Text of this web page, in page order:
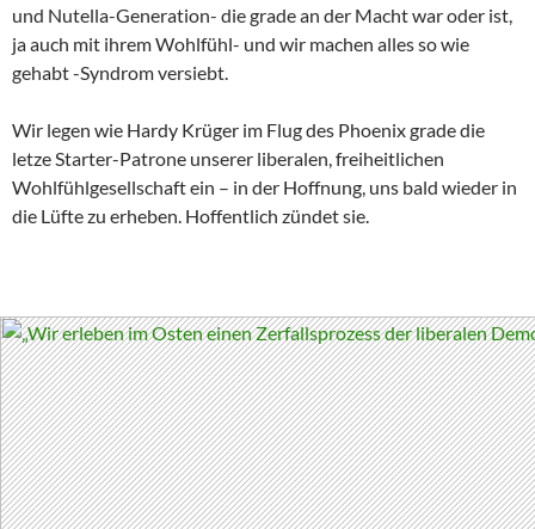
und Nutella-Generation- die grade an der Macht war oder ist,
ja auch mit ihrem Wohlfühl- und wir machen alles so wie
gehabt -Syndrom versiebt.
Wir legen wie Hardy Krüger im Flug des Phoenix grade die
letze Starter-Patrone unserer liberalen, freiheitlichen
Wohlfühlgesellschaft ein – in der Hoffnung, uns bald wieder in
die Lüfte zu erheben. Hoffentlich zündet sie.